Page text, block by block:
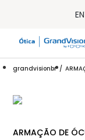
32%
15% OFF NA
grandvisionbr
ARMAÇÃO DE